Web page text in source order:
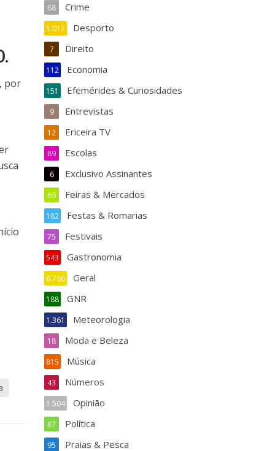
por
Crime
68
Desporto
1.017
Direito
7
Economia
112
Efemérides & Curiosidades
151
Entrevistas
9
Ericeira TV
12
Escolas
89
Exclusivo Assinantes
6
Feiras & Mercados
69
Festas & Romarias
182
Festivais
75
Gastronomia
543
Geral
6.766
GNR
188
Meteorologia
1.361
Moda e Beleza
18
Música
815
Números
43
Opinião
1.504
Política
87
Praias & Pesca
95